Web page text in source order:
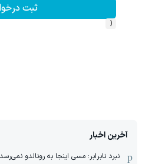
ثبت
‹
آخرین اخبار
نبرد نابرابر: مسی اینجا به رونالدو نمی‌رسد